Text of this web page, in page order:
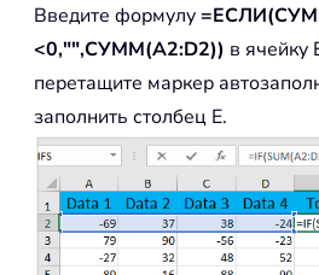
Введите формулу
<0,"",СУММ(A2:D2)) в ячейку
перетащите маркер
заполнить столбец E.